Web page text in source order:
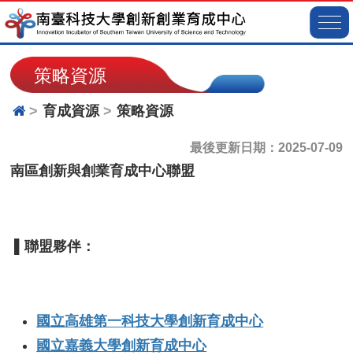
策略資源
育成資源 策略資源
最後更新日期：2025-07-09
南區創新與創業育成中心聯盟
▌聯盟夥伴：
國立高雄第一科技大學創新育成中心
國立嘉義大學創新育成中心